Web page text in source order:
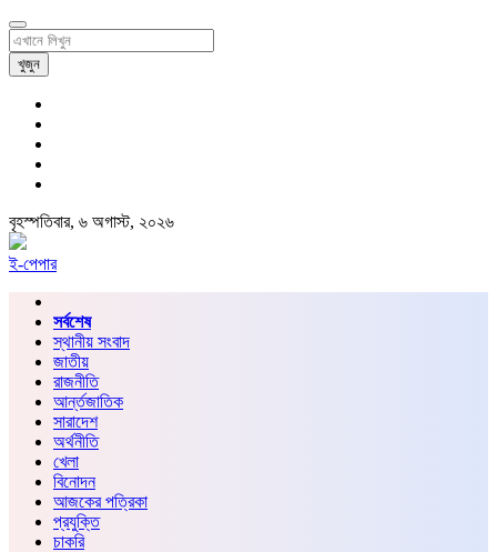
খুজুন
বৃহস্পতিবার, ৬ অগাস্ট, ২০২৬
ই-পেপার
সর্বশেষ
স্থানীয় সংবাদ
জাতীয়
রাজনীতি
আর্ন্তজাতিক
সারাদেশ
অর্থনীতি
খেলা
বিনোদন
আজকের পত্রিকা
প্রযুক্তি
চাকরি